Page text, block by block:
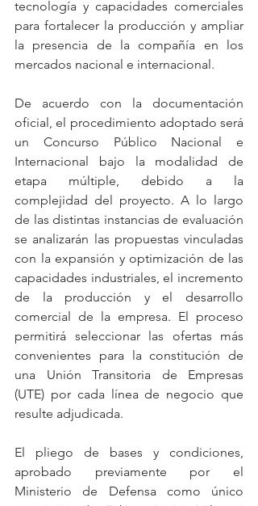
tecnología y capacidades comerciales
para fortalecer la producción y ampliar
la presencia de la compañía en los
mercados nacional e internacional.
De acuerdo con la documentación
oficial, el procedimiento adoptado será
un Concurso Público Nacional e
Internacional bajo la modalidad de
etapa múltiple, debido a la
complejidad del proyecto. A lo largo
de las distintas instancias de evaluación
se analizarán las propuestas vinculadas
con la expansión y optimización de las
capacidades industriales, el incremento
de la producción y el desarrollo
comercial de la empresa. El proceso
permitirá seleccionar las ofertas más
convenientes para la constitución de
una Unión Transitoria de Empresas
(UTE) por cada línea de negocio que
resulte adjudicada.
El pliego de bases y condiciones,
aprobado previamente por el
Ministerio de Defensa como único